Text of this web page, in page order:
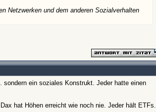
Netzwerken und dem anderen Sozialverhalten
ein soziales Konstrukt. Jeder hatte einen
hat Höhen erreicht wie noch nie. Jeder hält ETFs.